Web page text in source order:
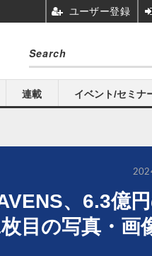
連載 イベント/セミナ
、6.3億
目の写真・画
ユーザー登録